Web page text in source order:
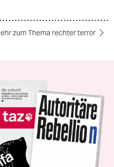
zum Thema rechter terror